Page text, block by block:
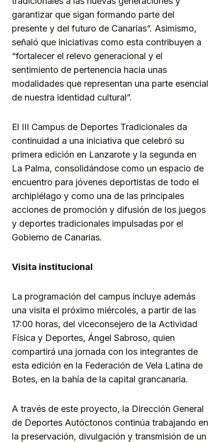
garantizar que sigan formando parte del
presente y del futuro de Canarias”. Asimismo,
señaló que iniciativas como esta contribuyen a
“fortalecer el relevo generacional y el
sentimiento de pertenencia hacia unas
modalidades que representan una parte esencial
de nuestra identidad cultural”.
El III Campus de Deportes Tradicionales da
continuidad a una iniciativa que celebró su
primera edición en Lanzarote y la segunda en
La Palma, consolidándose como un espacio de
encuentro para jóvenes deportistas de todo el
archipiélago y como una de las principales
acciones de promoción y difusión de los juegos
y deportes tradicionales impulsadas por el
Gobierno de Canarias.
Visita institucional
La programación del campus incluye además
una visita el próximo miércoles, a partir de las
17:00 horas, del viceconsejero de la Actividad
Física y Deportes, Ángel Sabroso, quien
compartirá una jornada con los integrantes de
esta edición en la Federación de Vela Latina de
Botes, en la bahía de la capital grancanaria.
A través de este proyecto, la Dirección General
de Deportes Autóctonos continúa trabajando en
la preservación, divulgación y transmisión de un